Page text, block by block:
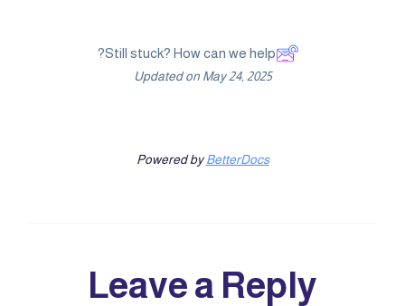
Still stuck? How can we help?
Updated on May 24, 2025
Powered byBetterDocs
Leave a Reply